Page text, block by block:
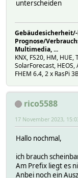
setstate
setstate
setstate
setstate
setstate
setstate
setstate
setstate
setstate
setstate
setstate
setstate
setstate
setstate
setstate
setstate
setstate
unterscheiden
Prognose/
Multimedia, ...
KNX, FS20, HM,
SolarForecast, HEOS,
FHEM 6.4, 2 x RasPi
rico5588
17 November 2023,
Hallo nochmal,
ich brauch
Am Prefix liegt es
Anbei noch ein